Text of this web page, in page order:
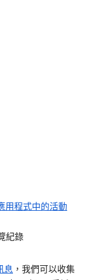
用程式中的活動
紀錄
息 ，我們可以收集